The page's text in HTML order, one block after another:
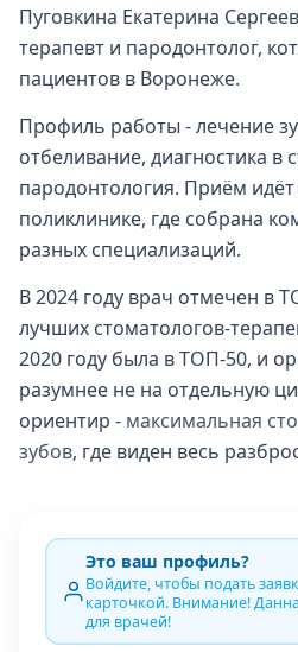
Пуговкина Екатерина
терапевт и пародонтолог,
пациентов в Воронеже.
Профиль работы - лечение
отбеливание, диагностика в
пародонтология. Приём
поликлинике, где собрана
разных специализаций.
В 2024 году врач отмечен в
лучших стоматологов-
2020 году была в ТОП-50, и
разумнее не на отдельную
ориентир - максимальная
зубов, где виден весь
Это ваш профиль?
Войдите, чтобы подать
карточкой. Внимание!
для врачей!